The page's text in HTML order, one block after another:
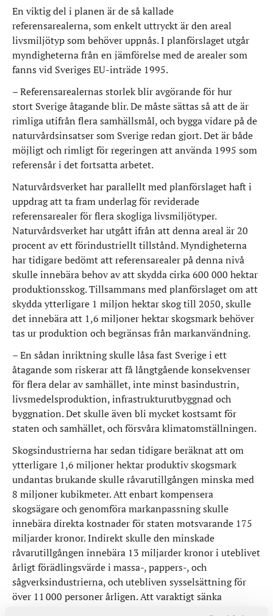
En viktig del i planen är de så kallade
referensarealerna, som enkelt uttryckt är den areal
livsmiljötyp som behöver uppnås. I planförslaget utgår
myndigheterna från en jämförelse med de arealer som
fanns vid Sveriges EU-inträde 1995.
– Referensarealernas storlek blir avgörande för hur
stort Sverige åtagande blir. De måste sättas så att de är
rimliga utifrån flera samhällsmål, och bygga vidare på de
naturvårdsinsatser som Sverige redan gjort. Det är både
möjligt och rimligt för regeringen att använda 1995 som
referensår i det fortsatta arbetet.
Naturvårdsverket har parallellt med planförslaget haft i
uppdrag att ta fram underlag för reviderade
referensarealer för flera skogliga livsmiljötyper.
Naturvårdsverket har utgått ifrån att denna areal är 20
procent av ett förindustriellt tillstånd. Myndigheterna
har tidigare bedömt att referensarealer på denna nivå
skulle innebära behov av att skydda cirka 600 000 hektar
produktionsskog. Tillsammans med planförslaget om att
skydda ytterligare 1 miljon hektar skog till 2050, skulle
det innebära att 1,6 miljoner hektar skogsmark behöver
tas ur produktion och begränsas från markanvändning.
– En sådan inriktning skulle låsa fast Sverige i ett
åtagande som riskerar att få långtgående konsekvenser
för flera delar av samhället, inte minst basindustrin,
livsmedelsproduktion, infrastrukturutbyggnad och
byggnation. Det skulle även bli mycket kostsamt för
staten och samhället,och försvåra klimatomställningen.
Skogsindustrierna har sedan tidigare beräknat att om
ytterligare 1,6 miljoner hektar produktiv skogsmark
undantas brukande skulle råvarutillgången minska med
8 miljoner kubikmeter. Att enbart kompensera
skogsägare och genomföra markanpassning skulle
innebära direkta kostnader för staten motsvarande 175
miljarder kronor. Indirekt skulle den minskade
råvarutillgången innebära 13 miljarder kronor i uteblivet
årligt förädlingsvärde i massa-, pappers-, och
sågverksindustrierna, och utebliven sysselsättning för
över 11 000 personer årligen. Att varaktigt sänka